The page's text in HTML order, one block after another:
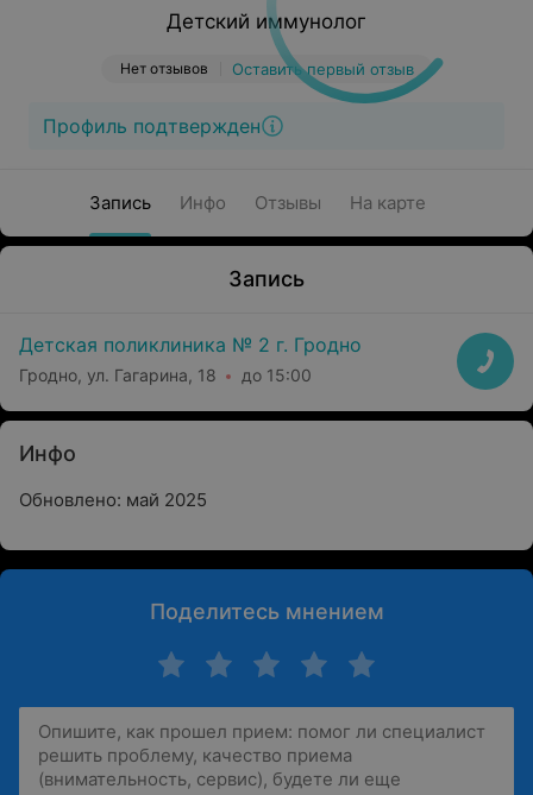
Детский иммунолог
Нет отзывов Оставить первый отзыв
Профиль подтвержден
Запись Инфо Отзывы На карте
Запись
Детская поликлиника № 2 г. Гродно
Гродно, ул. Гагарина, 18 до 15:00
Инфо
Обновлено: май 2025
Поделитесь мнением